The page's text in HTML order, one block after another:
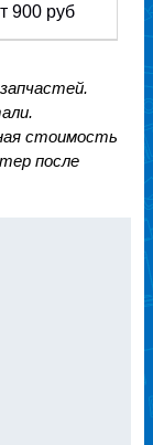
900 руб
стоимость
после